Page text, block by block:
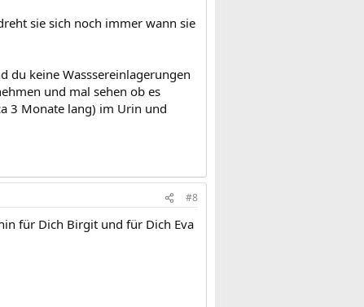
sie sich noch immer wann sie
du keine Wasssereinlagerungen
und mal sehen ob es
3 Monate lang) im Urin und
#8
für Dich Birgit und für Dich Eva